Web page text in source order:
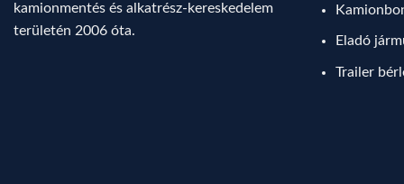
kamionmentés és alkatrész-kereskedelem
területén 2006 óta.
Eladó
Trailer